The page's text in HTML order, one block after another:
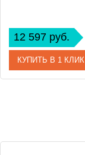
12 597 руб.
КУПИТЬ В 1 КЛИК
Высота, см